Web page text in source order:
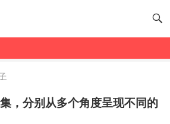
，分别从多个角度呈现不同的